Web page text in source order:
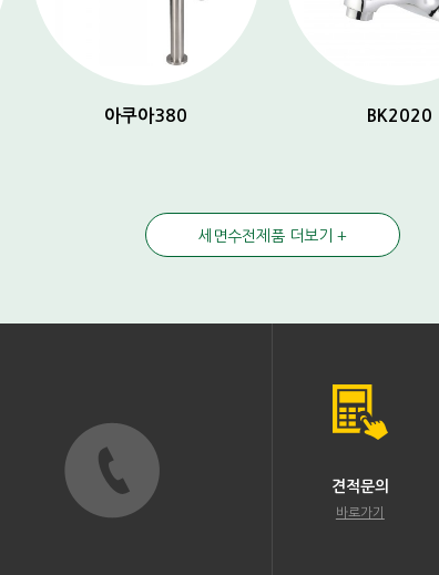
아쿠아380 BK2020
세면수전제품 더보기 +
견적문의
바로가기